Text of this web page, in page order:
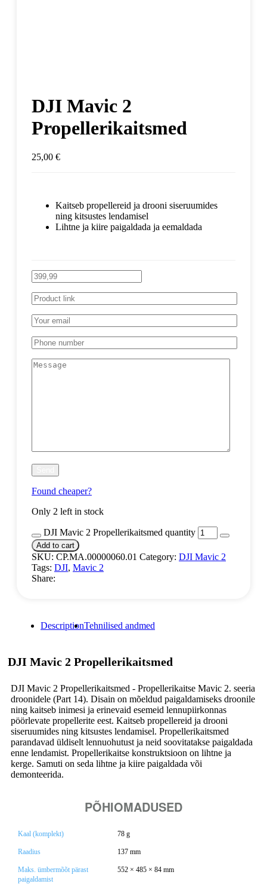
DJI Mavic 2
Propellerikaitsmed
25,00 €
Kaitseb propellereid ja drooni siseruumides
ning kitsustes lendamisel
Lihtne ja kiire paigaldada ja eemaldada
Found cheaper?
Only 2 left in stock
DJI Mavic 2 Propellerikaitsmed quantity
Add to cart
SKU: CP.MA.00000060.01 Category: DJI Mavic 2
Tags: DJI, Mavic 2
Share:
DescriptionTehnilised andmed
DJI Mavic 2 Propellerikaitsmed
DJI Mavic 2 Propellerikaitsmed - Propellerikaitse Mavic 2. seeria
droonidele (Part 14). Disain on mõeldud paigaldamiseks droonile
ning kaitseb inimesi ja erinevaid esemeid lennupiirkonnas
pöörlevate propellerite eest. Kaitseb propellereid ja drooni
siseruumides ning kitsustes lendamisel. Propellerikaitsmed
parandavad üldiselt lennuohutust ja neid soovitatakse paigaldada
enne lendamist. Propellerikaitse konstruktsioon on lihtne ja
kerge. Samuti on seda lihtne ja kiire paigaldada või
demonteerida.
PÕHIOMADUSED
Kaal (komplekt) 78 g
Raadius 137 mm
Maks. ümbermõõt pärast
paigaldamist
552 × 485 × 84 mm